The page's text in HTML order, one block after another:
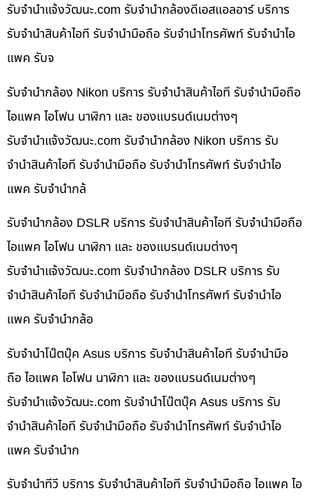
รับจํานําแจ้งวัฒนะ.com รับจำนำกล้องดีเอสแอลอาร์ บริการ
รับจำนำสินค้าไอที รับจำนำมือถือ รับจำนำโทรศัพท์ รับจำนำไอ
แพค รับจ
รับจำนำกล้อง Nikon บริการ รับจำนำสินค้าไอที รับจำนำมือถือ
ไอแพค ไอโฟน นาฬิกา และ ของแบรนด์เนมต่างๆ
รับจํานําแจ้งวัฒนะ.com รับจำนำกล้อง Nikon บริการ รับ
จำนำสินค้าไอที รับจำนำมือถือ รับจำนำโทรศัพท์ รับจำนำไอ
แพค รับจำนำกล้
รับจำนำกล้อง DSLR บริการ รับจำนำสินค้าไอที รับจำนำมือถือ
ไอแพค ไอโฟน นาฬิกา และ ของแบรนด์เนมต่างๆ
รับจํานําแจ้งวัฒนะ.com รับจำนำกล้อง DSLR บริการ รับ
จำนำสินค้าไอที รับจำนำมือถือ รับจำนำโทรศัพท์ รับจำนำไอ
แพค รับจำนำกล้อ
รับจำนำโน๊ตบุ๊ค Asus บริการ รับจำนำสินค้าไอที รับจำนำมือ
ถือ ไอแพค ไอโฟน นาฬิกา และ ของแบรนด์เนมต่างๆ
รับจํานําแจ้งวัฒนะ.com รับจำนำโน๊ตบุ๊ค Asus บริการ รับ
จำนำสินค้าไอที รับจำนำมือถือ รับจำนำโทรศัพท์ รับจำนำไอ
แพค รับจำนำก
รับจำนำทีวี บริการ รับจำนำสินค้าไอที รับจำนำมือถือ ไอแพค ไอ